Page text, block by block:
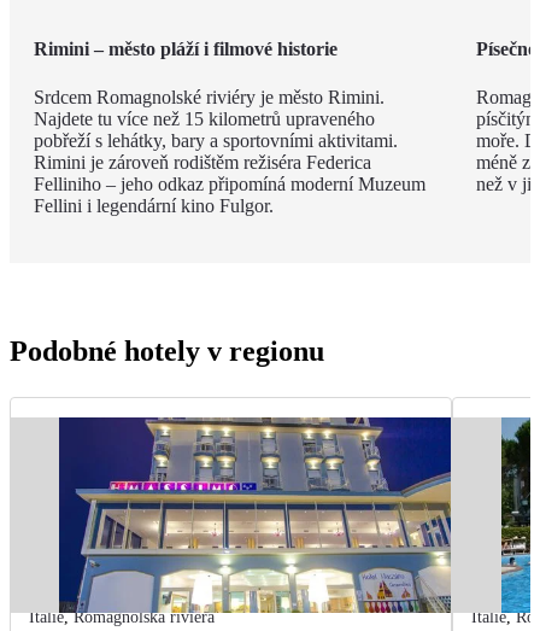
Rimini – město pláží i filmové historie
Srdcem Romagnolské riviéry je město Rimini.
Najdete tu více než 15 kilometrů upraveného
pobřeží s lehátky, bary a sportovními aktivitami.
Rimini je zároveň rodištěm režiséra Federica
Felliniho – jeho odkaz připomíná moderní Muzeum
Fellini i legendární kino Fulgor.
moře.
méně
než v
Podobné hotely v regionu
Itálie,Romagnolská riviéra Itálie,